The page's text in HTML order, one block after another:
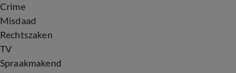
Crime
Misdaad
Rechtszaken
TV
Spraakmakend